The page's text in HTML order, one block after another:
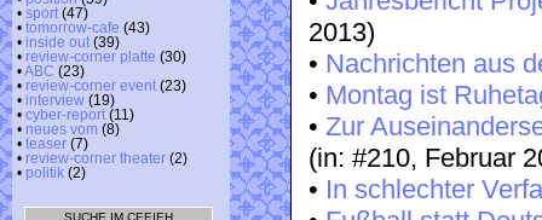
• sport (47)
• tomorrow-cafe (43)
• inside out (39)
• review-corner platte (30)
•ABC (23)
• review-corner event (23)
• interview (19)
• cyber-report (11)
• neues vom (8)
• teaser (7)
• review-corner theater (2)
• politik (2)
2013)
• Nachrichten aus
• Montag ist
• Zur
(in: #210, Februar
• In schlechter